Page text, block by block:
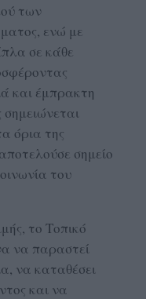
των
ενώ με
σε κάθε
και έμπρακτη
όρια της
σημείο
του
το Τοπικό
να παραστεί
να καταθέσει
και να